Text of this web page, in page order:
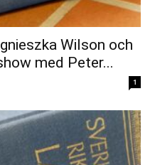
Wilson och
med Peter...
1